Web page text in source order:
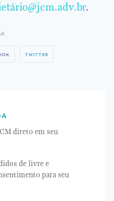
.
twitter
direto em seu
de livre e
para seu